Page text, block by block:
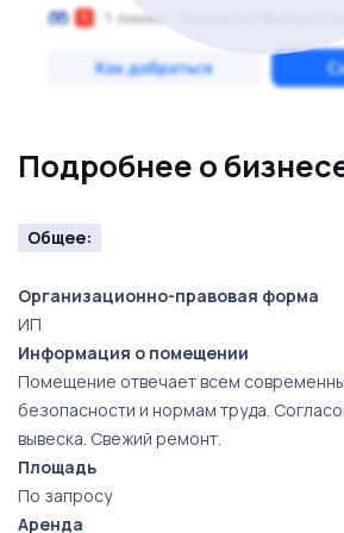
Подробнее о
Общее:
Организационно-правовая форма
ИП
Информация о помещении
Помещение отвечает всем
безопасности и нормам труда.
вывеска. Свежий ремонт.
Площадь
По запросу
Аренда